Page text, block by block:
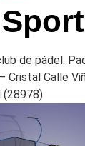
de pádel.
Cristal Calle
(28978)